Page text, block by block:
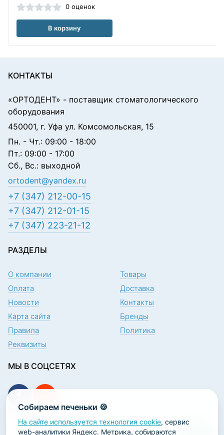
0 оценок
В корзину
Собираем печеньки 🍪
На сайте используется технология cookie, сервис
web-аналитики Яндекс. Метрика, собираются
КОНТАКТЫ
«ОРТОДЕНТ» - поставщик стоматологического
оборудования
450001, г. Уфа ул. Комсомольская, 15
Пн. - Чт.: 09:00 - 18:00
Пт.: 09:00 - 17:00
Сб., Вс.: выходной
ortodent@yandex.ru
+7 (347) 212-00-15
+7 (347) 212-01-15
+7 (347) 223-21-12
РАЗДЕЛЫ
О компании
Товары
Оплата
Доставка
Новости
Контакты
Карта сайта
Бренды
Правила
Политика
Реквизиты
МЫ В СОЦСЕТЯХ
ПОДПИСКА НА НОВОСТИ